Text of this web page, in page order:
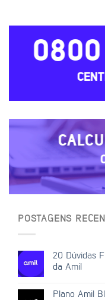
POSTAGENS
20 Dúvidas
da Amil
Plano Amil